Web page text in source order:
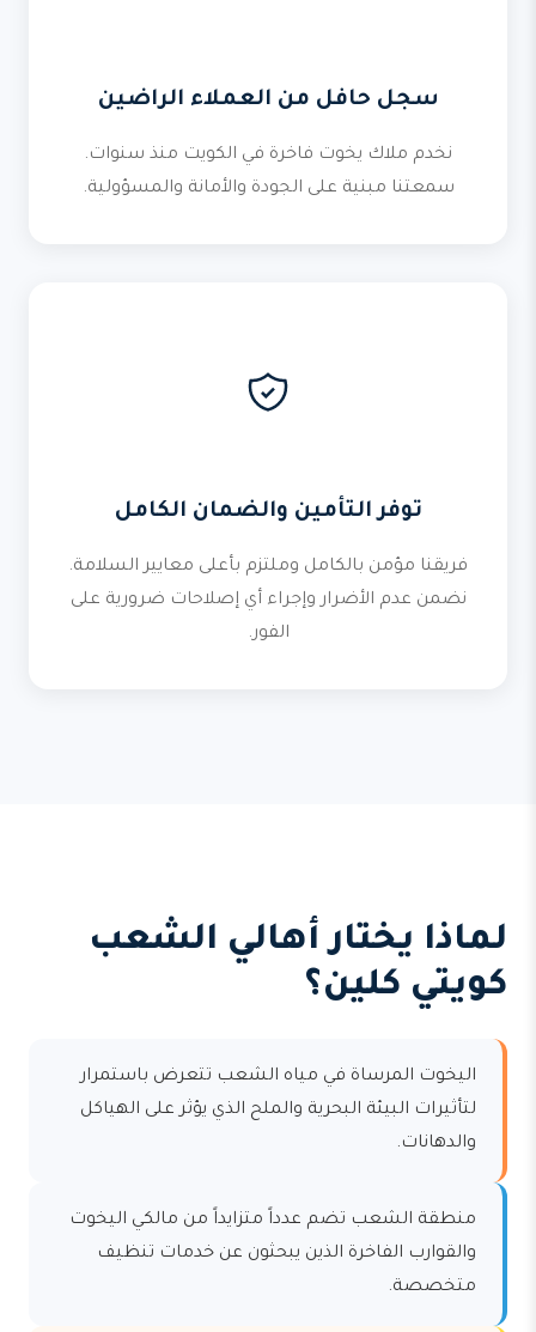
سجل حافل من العملاء الراضين
نخدم ملاك يخوت فاخرة في الكويت منذ سنوات.
سمعتنا مبنية على الجودة والأمانة والمسؤولية.
توفر التأمين والضمان الكامل
فريقنا مؤمن بالكامل وملتزم بأعلى معايير السلامة.
نضمن عدم الأضرار وإجراء أي إصلاحات ضرورية على
الفور.
لماذا يختار أهالي الشعب
كويتي كلين؟
اليخوت المرساة في مياه الشعب تتعرض باستمرار
لتأثيرات البيئة البحرية والملح الذي يؤثر على الهياكل
والدهانات.
منطقة الشعب تضم عدداً متزايداً من مالكي اليخوت
والقوارب الفاخرة الذين يبحثون عن خدمات تنظيف
متخصصة.